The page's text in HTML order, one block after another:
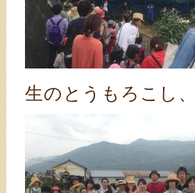
生のとうもろこし